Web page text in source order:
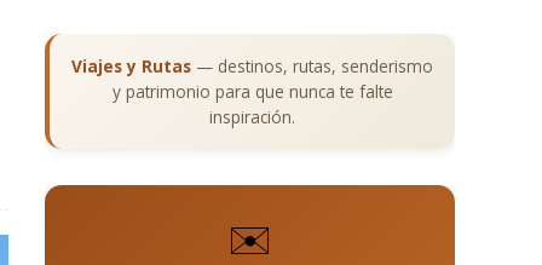
Viajes y Rutas — destinos, rutas, senderismo
y patrimonio para que nunca te falte
inspiración.
✉️